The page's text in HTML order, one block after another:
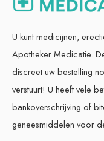
U kunt medicijnen,
Apotheker Medicatie.
discreet uw bestelling
verstuurt! U heeft vele
bankoverschrijving of
geneesmiddelen voor